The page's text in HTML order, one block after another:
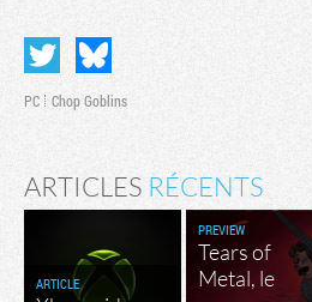
PC Chop Goblins
ARTICLES RÉCENTS
ARTICLE
PREVIEW
Tears of
Metal, le